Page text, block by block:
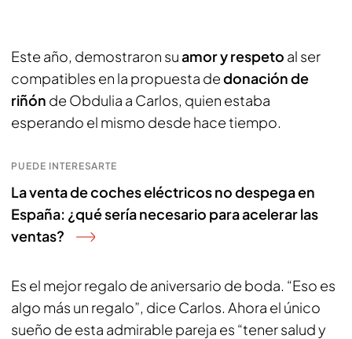
Este año, demostraron suamor y respeto al ser
compatibles en la propuesta dedonación de
riñón de Obdulia a Carlos, quien estaba
esperando el mismo desde hace tiempo.
PUEDE INTERESARTE
La venta de coches eléctricos no despega en
España: ¿qué sería necesario para acelerar las
ventas?
Es el mejor regalo de aniversario de boda. “Eso es
algo más un regalo”, dice Carlos. Ahora el único
sueño de esta admirable pareja es “tener salud y